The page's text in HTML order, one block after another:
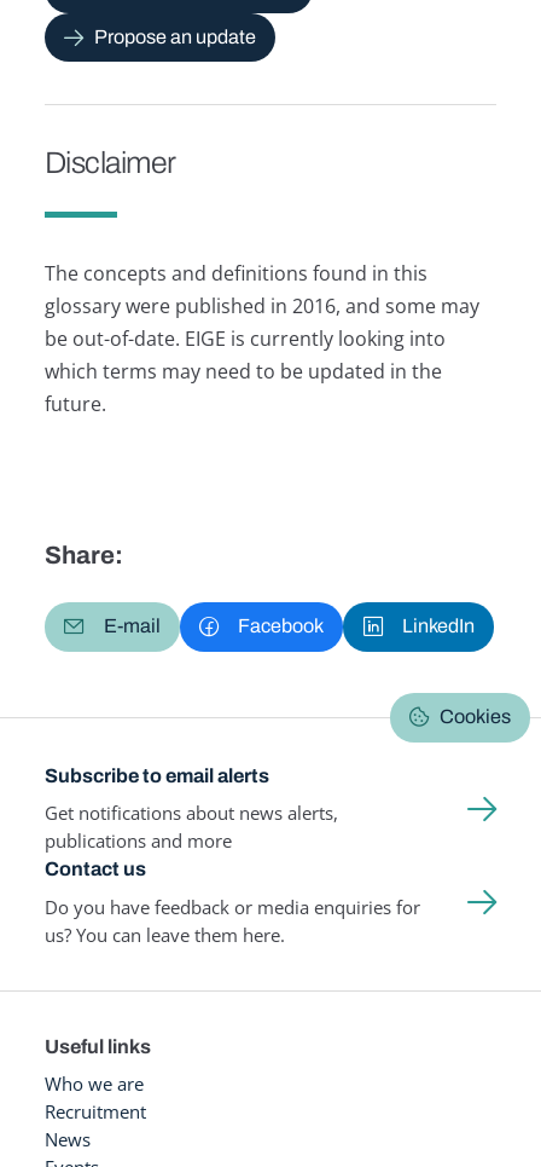
Propose an update
Disclaimer
The concepts and definitions found in this
glossary were published in 2016, and some may
be out-of-date. EIGE is currently looking into
which terms may need to be updated in the
future.
Share:
E-mail Facebook LinkedIn
Cookies
Subscribe to email alerts
Get notifications about news alerts,
publications and more
Contact us
Do you have feedback or media enquiries for
us? You can leave them here.
Useful links
Who we are
Recruitment
News